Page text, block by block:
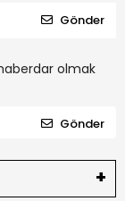
Gönder
olmak
Gönder